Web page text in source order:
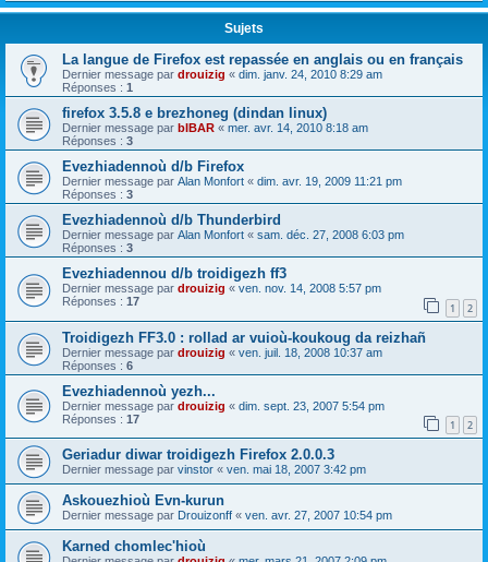
Sujets
La langue de Firefox est repassée en anglais ou en français
Dernier message par drouizig « dim. janv. 24, 2010 8:29 am
Réponses : 1
firefox 3.5.8 e brezhoneg (dindan linux)
Dernier message par bIBAR « mer. avr. 14, 2010 8:18 am
Réponses : 3
Evezhiadennoù d/b Firefox
Dernier message par Alan Monfort « dim. avr. 19, 2009 11:21 pm
Réponses : 3
Evezhiadennoù d/b Thunderbird
Dernier message par Alan Monfort « sam. déc. 27, 2008 6:03 pm
Réponses : 3
Evezhiadennou d/b troidigezh ff3
Dernier message par drouizig « ven. nov. 14, 2008 5:57 pm
Réponses : 17 1 2
Troidigezh FF3.0 : rollad ar vuioù-koukoug da reizhañ
Dernier message par drouizig « ven. juil. 18, 2008 10:37 am
Réponses : 6
Evezhiadennoù yezh...
Dernier message par drouizig « dim. sept. 23, 2007 5:54 pm
Réponses : 17 1 2
Geriadur diwar troidigezh Firefox 2.0.0.3
Dernier message par vinstor « ven. mai 18, 2007 3:42 pm
Askouezhioù Evn-kurun
Dernier message par Drouizonff « ven. avr. 27, 2007 10:54 pm
Karned chomlec'hioù